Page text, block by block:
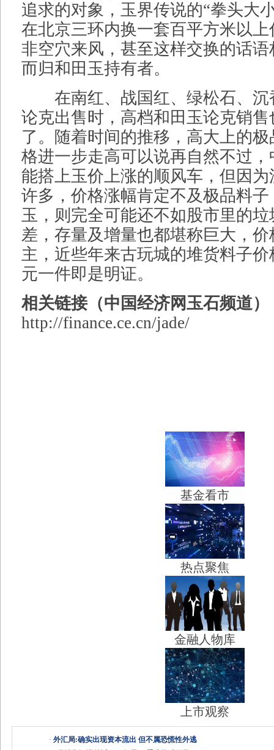
追求的对象，玉界传说的“拳头大
在北京三环内换一套百平方米以上
非空穴来风，甚至这样交换的话
而归和田玉持有者。
在南红、战国红、绿松石、沉
论克出售时，高档和田玉论克销
了。随着时间的推移，高大上的
格进一步走高可以说再自然不过
能搭上玉价上涨的顺风车，但因
许多，价格涨幅肯定不及极品料
玉，则完全可能还不如股市里的
差，存量及增量也都堪称巨大，
主，近些年来古玩城的堆货料子
元一件即是明证。
相关链接（中国经济网玉石频道）
http://finance.ce.cn/jade/
基金看市
热点聚焦
金融人物库
上市观察
· 外汇局:确实出现资本流出 但不属恐慌性外逃